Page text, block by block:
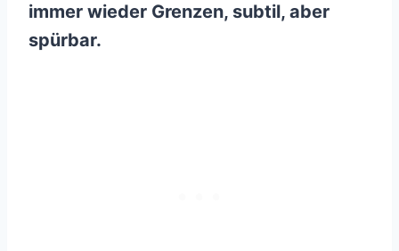
immer wieder Grenzen, subtil, aber
spürbar.